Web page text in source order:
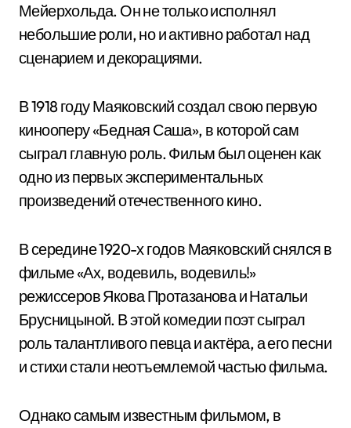
Мейерхольда. Он не только исполнял
небольшие роли, но и активно работал над
сценарием и декорациями.
В 1918 году Маяковский создал свою первую
кинооперу «Бедная Саша», в которой сам
сыграл главную роль. Фильм был оценен как
одно из первых экспериментальных
произведений отечественного кино.
В середине 1920-х годов Маяковский снялся в
фильме «Ах, водевиль, водевиль!»
режиссеров Якова Протазанова и Натальи
Брусницыной. В этой комедии поэт сыграл
роль талантливого певца и актёра, а его песни
и стихи стали неотъемлемой частью фильма.
Однако самым известным фильмом, в